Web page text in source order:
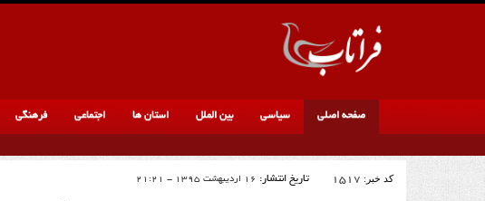
صفحه اصلی سیاسی بین الملل استان ها اجتماعی فرهنگی
کد خبر: 1517 تاریخ انتشار: 16 اردیبهشت 1395 - 21:21